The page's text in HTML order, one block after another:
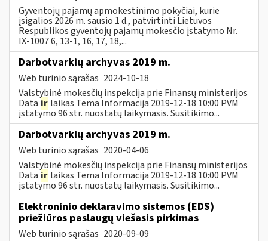
Gyventojų pajamų apmokestinimo pokyčiai, kurie
įsigalios 2026 m. sausio 1 d., patvirtinti Lietuvos
Respublikos gyventojų pajamų mokesčio įstatymo Nr.
IX-1007 6, 13-1, 16, 17, 18,...
Darbotvarkių archyvas 2019 m.
Web turinio sąrašas 2024-10-18
Valstybinė mokesčių inspekcija prie Finansų ministerijos
Data ir laikas Tema Informacija 2019-12-18 10:00 PVM
įstatymo 96 str. nuostatų laikymasis. Susitikimo...
Darbotvarkių archyvas 2019 m.
Web turinio sąrašas 2020-04-06
Valstybinė mokesčių inspekcija prie Finansų ministerijos
Data ir laikas Tema Informacija 2019-12-18 10:00 PVM
įstatymo 96 str. nuostatų laikymasis. Susitikimo...
Elektroninio deklaravimo sistemos (EDS)
priežiūros paslaugų viešasis pirkimas
Web turinio sąrašas 2020-09-09